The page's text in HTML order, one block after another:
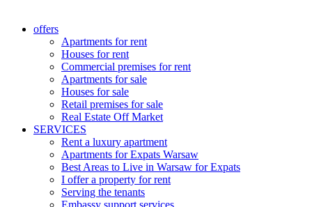
offers
Apartments for rent
Houses for rent
Commercial premises for rent
Apartments for sale
Houses for sale
Retail premises for sale
Real Estate Off Market
SERVICES
Rent a luxury apartment
Apartments for Expats Warsaw
Best Areas to Live in Warsaw for Expats
I offer a property for rent
Serving the tenants
Embassy support services